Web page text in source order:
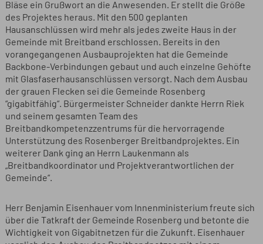
Bläse ein Grußwort an die Anwesenden. Er stellt die Größe
des Projektes heraus. Mit den 500 geplanten
Hausanschlüssen wird mehr als jedes zweite Haus in der
Gemeinde mit Breitband erschlossen. Bereits in den
vorangegangenen Ausbauprojekten hat die Gemeinde
Backbone-Verbindungen gebaut und auch einzelne Gehöfte
mit Glasfaserhausanschlüssen versorgt. Nach dem Ausbau
der grauen Flecken sei die Gemeinde Rosenberg
“gigabitfähig“. Bürgermeister Schneider dankte Herrn Riek
und seinem gesamten Team des
Breitbandkompetenzzentrums für die hervorragende
Unterstützung des Rosenberger Breitbandprojektes. Ein
weiterer Dank ging an Herrn Laukenmann als
„Breitbandkoordinator und Projektverantwortlichen der
Gemeinde“.
Herr Benjamin Eisenhauer vom Innenministerium freute sich
über die Tatkraft der Gemeinde Rosenberg und betonte die
Wichtigkeit von Gigabitnetzen für die Zukunft. Eisenhauer